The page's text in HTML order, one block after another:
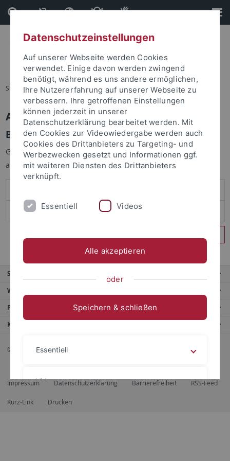
Direkt
zum
Inhalt
Direkt
zur
Fußleiste
Sie sind hier: Startseite
Anmelden
Benutzeranmeldung
Geben Sie Ihren Benutzernamen und Ihr Passwort an um sich
anzumelden:
Service
Weitere Angebote
Portale
Kontaktinfo
© 2026 Eberhard Karls Universität Tübingen, Tübingen
Impressum Datenschutzerklärung Barrierefreiheit RSS-Feed
Kurz-Link Drucken
Datenschutzeinstellungen
Auf unserer Webseite werden Cookies
verwendet. Einige davon werden zwingend
benötigt, während es uns andere ermöglichen,
Ihre Nutzererfahrung auf unserer Webseite zu
verbessern. Ihre getroffenen Einstellungen
können jederzeit in unserer
Datenschutzerklärung bearbeitet werden. Mit
den Cookies zur Videowiedergabe werden auch
Cookies des Drittanbieters zu Targeting- und
Werbezwecken gesetzt und Informationen ggf.
mit weiteren Diensten des Drittanbieters
verknüpft.
Essentiell Videos
Alle akzeptieren
oder
Speichern & schließen
Essentiell
Videos